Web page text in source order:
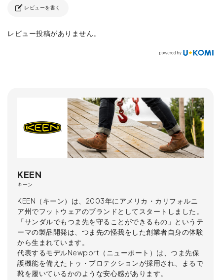
レビューを書く
レビュー投稿がありません。
KEEN
キーン
KEEN（キーン）は、2003年にアメリカ・カリフォルニ
ア州でフットウェアのブランドとしてスタートしました。
「サンダルでもつま先を守ることができるもの」というテ
ーマの製品開発は、つま先の怪我をした創業者自身の体験
から生まれています。
代表するモデルNewport（ニューポート）は、つま先保
護機能を備えたトゥ・プロテクションが採用され、まるで
靴を履いているかのような安心感があります。